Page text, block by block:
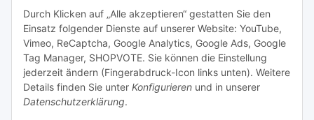
Durch Klicken auf „Alle akzeptieren“ gestatten Sie den
Einsatz folgender Dienste auf unserer Website: YouTube,
Vimeo, ReCaptcha, Google Analytics, Google Ads, Google
Tag Manager, SHOPVOTE. Sie können die Einstellung
jederzeit ändern (Fingerabdruck-Icon links unten). Weitere
Details finden Sie unter Konfigurieren und in unserer
Datenschutzerklärung.
Newsletter Abonnieren
Bitte senden Sie mir entsprechend Ihrer
Datenschutzerklärungregelmäßig und jederzeit widerruflich
Informationen zu Ihrem Produktsortiment per E-Mail zu.